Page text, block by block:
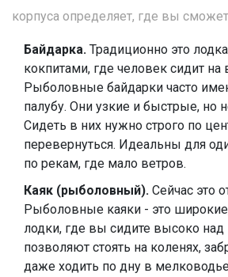
корпуса определяет, где вы
Байдарка. Традиционно это
кокпитами, где человек сидит на
Рыболовные байдарки часто
палубу. Они узкие и быстрые, но
Сидеть в них нужно строго по
перевернуться. Идеальны для
по рекам, где мало ветров.
Каяк (рыболовный). Сейчас это
Рыболовные каяки - это
лодки, где вы сидите высоко
позволяют стоять на коленях,
даже ходить по дну в